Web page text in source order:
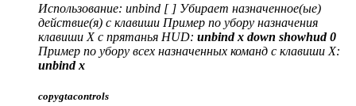
Использование: unbind [] Убирает назначенное(ые)
действие(я) с клавиши Пример по убору назначения
клавиши X с прятанья HUD: unbind x down showhud 0
Пример по убору всех назначенных команд с клавиши X:
unbind x
copygtacontrols